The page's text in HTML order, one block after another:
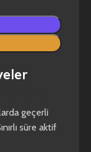
geçerli
süre aktif